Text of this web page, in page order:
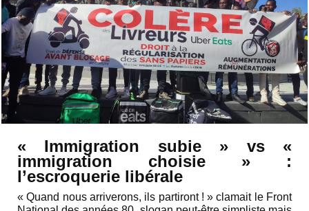
« Immigration subie » vs «
immigration choisie » :
l’escroquerie libérale
« Quand nous arriverons, ils partiront ! » clamait le Front